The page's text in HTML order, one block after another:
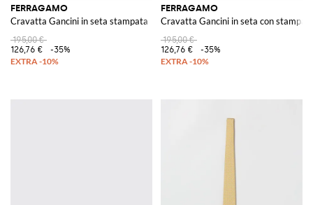
FERRAGAMO
Cravatta Gancini in seta stampata
195,00 €
126,76 €
-35%
FERRAGAMO
Cravatta Gancini in seta con stampa
195,00 €
126,76 €
-35%